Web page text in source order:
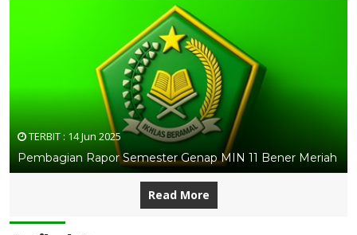
TERBIT : 14 Jun 2025
Pembagian Rapor Semester Genap MIN 11 Bener Meriah
Read More